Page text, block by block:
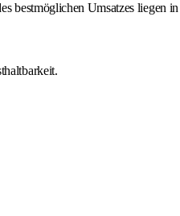
bestmöglichen Umsatzes liegen